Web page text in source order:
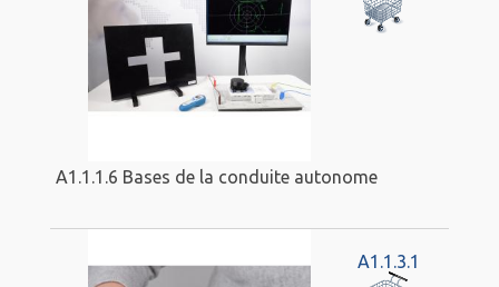
A1.1.1.6 Bases de la conduite autonome
A1.1.3.1